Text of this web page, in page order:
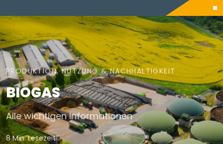
PRODUKTION, NUTZUNG & NACHHALTIGKEIT
BIOGAS
Alle wichtigen Informationen
8 Min. Lesezeit